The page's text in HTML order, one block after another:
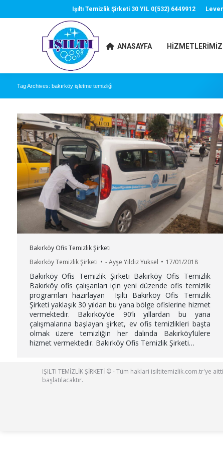
Işıltı Temizlik Şirketi 30 YIL 0(532) 6449912
ANASAYFA HIZMETLERIMIZ
Tag Archives: bakırköy işletme temizliği
Bakırköy Ofis Temizlik Şirketi
Bakırköy Temizlik Şirketi
-Ayşe Yıldız Yuksel 17/01/2018
Bakırköy Ofis Temizlik Şirketi Bakırköy Ofis Temizlik
Bakırköy ofis çalışanları için yeni düzende ofis temizlik
programları hazırlayan Işıltı Bakırköy Ofis Temizlik
Şirketi yaklaşık 30 yıldan bu yana bölge ofislerine hizmet
vermektedir. Bakırköy’de 90’lı yıllardan bu yana
çalışmalarına başlayan şirket, ev ofis temizlikleri başta
olmak üzere temizliğin her dalında Bakırköy’lülere
hizmet vermektedir. Bakırköy Ofis Temizlik Şirketi…
IŞILTI TEMİZLİK ŞİRKETİ © - Tüm haklari isiltitemizlik.com.tr'ye
başlatılacaktır.